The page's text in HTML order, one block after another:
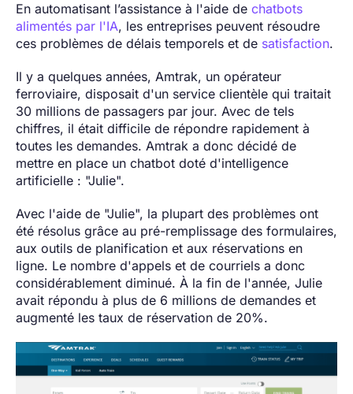
En automatisant l’assistance à l'aide de chatbots
alimentés par l'IA, les entreprises peuvent résoudre
ces problèmes de délais temporels et de satisfaction.
Il y a quelques années, Amtrak, un opérateur
ferroviaire, disposait d'un service clientèle qui traitait
30 millions de passagers par jour. Avec de tels
chiffres, il était difficile de répondre rapidement à
toutes les demandes. Amtrak a donc décidé de
mettre en place un chatbot doté d'intelligence
artificielle : "Julie".
Avec l'aide de "Julie", la plupart des problèmes ont
été résolus grâce au pré-remplissage des formulaires,
aux outils de planification et aux réservations en
ligne. Le nombre d'appels et de courriels a donc
considérablement diminué. À la fin de l'année, Julie
avait répondu à plus de 6 millions de demandes et
augmenté les taux de réservation de 20%.